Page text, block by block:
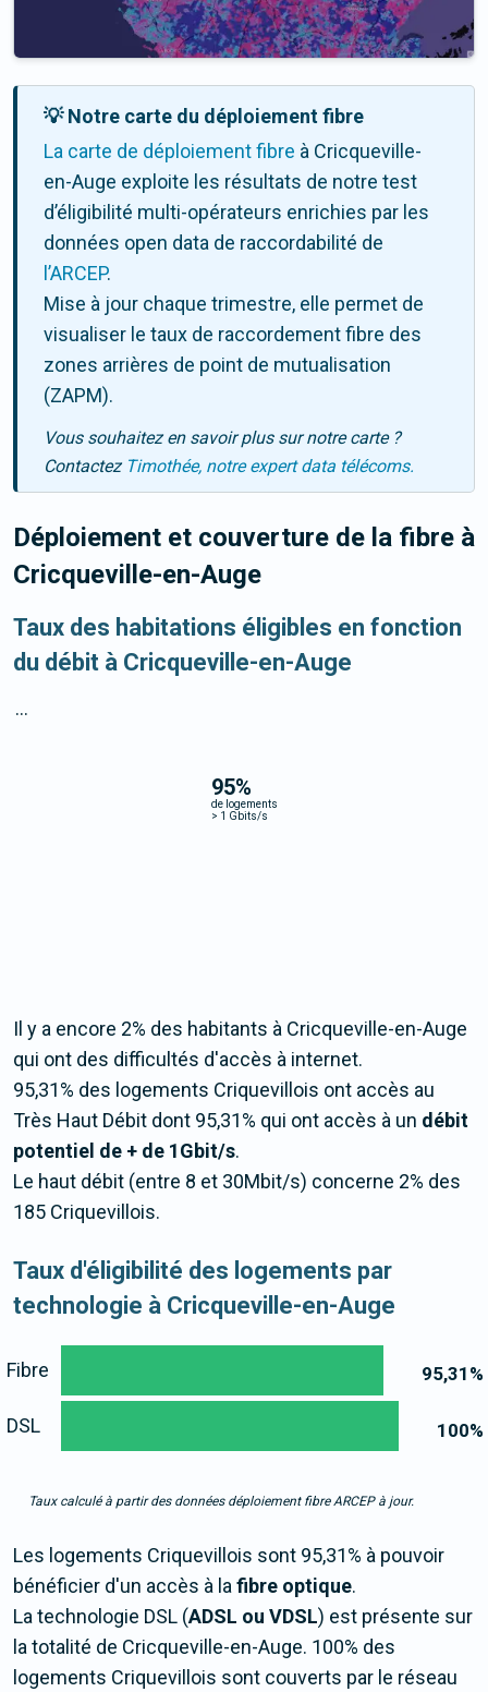
💡 Notre carte du déploiement fibre
La carte de déploiement fibre à Cricqueville-
en-Auge exploite les résultats de notre test
d’éligibilité multi-opérateurs enrichies par les
données open data de raccordabilité de
l’ARCEP.
Mise à jour chaque trimestre, elle permet de
visualiser le taux de raccordement fibre des
zones arrières de point de mutualisation
(ZAPM).
Vous souhaitez en savoir plus sur notre carte ?
Contactez Timothée, notre expert data télécoms.
Déploiement et couverture de la fibre à
Cricqueville-en-Auge
Taux des habitations éligibles en fonction
du débit à Cricqueville-en-Auge
95%
de logements
> 1 Gbits/s
...
Il y a encore 2% des habitants à Cricqueville-en-Auge
qui ont des difficultés d'accès à internet.
95,31% des logements Criquevillois ont accès au
Très Haut Débit dont 95,31% qui ont accès à un débit
potentiel de + de 1Gbit/s.
Le haut débit (entre 8 et 30Mbit/s) concerne 2% des
185 Criquevillois.
Taux d'éligibilité des logements par
technologie à Cricqueville-en-Auge
95,31 %
100%
Fibre
DSL
Taux calculé à partir des données déploiement fibre ARCEP à jour.
Les logements Criquevillois sont 95,31% à pouvoir
bénéficier d'un accès à lafibre optique.
La technologie DSL (ADSL ou VDSL) est présente sur
la totalité de Cricqueville-en-Auge. 100% des
logements Criquevillois sont couverts par le réseau